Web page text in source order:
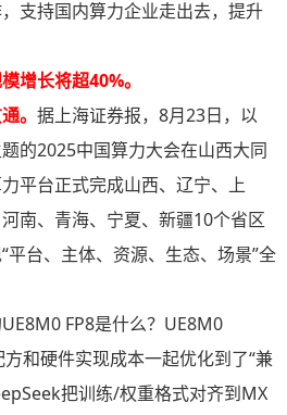
支持国内算力企业走出去，提升
增长将超40%。
。 据上海证券报，8月23日，以
的2025中国算力大会在山西大同
平台正式完成山西、辽宁、上
南、青海、宁夏、新疆10个省区
平台、主体、资源、生态、场景”全
FP8是什么？UE8M0
和硬件实现成本一起优化到了“兼
把训练/权重格式对齐到MX